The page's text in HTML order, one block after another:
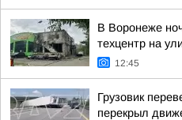
В Воронеже
техцентр на
12:45
Грузовик
перекрыл